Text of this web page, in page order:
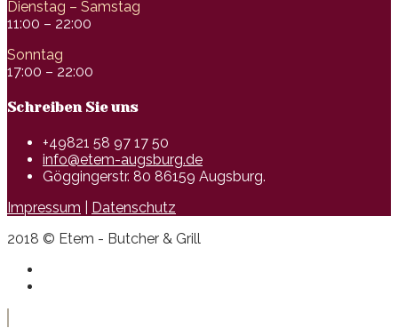
Dienstag – Samstag
11:00 – 22:00
Sonntag
17:00 – 22:00
Schreiben Sie uns
+49821 58 97 17 50
info@etem-augsburg.de
Göggingerstr. 80 86159 Augsburg.
Impressum
Datenschutz
2018 © Etem - Butcher & Grill